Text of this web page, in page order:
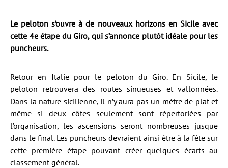
Le peloton s’ouvre à de nouveaux horizons en Sicile avec
cette 4e étape du Giro, qui s’annonce plutôt idéale pour les
puncheurs.
Retour en Italie pour le peloton du Giro. En Sicile, le
peloton retrouvera des routes sinueuses et vallonnées.
Dans la nature sicilienne, il n’y aura pas un mètre de plat et
même si deux côtes seulement sont répertoriées par
l’organisation, les ascensions seront nombreuses jusque
dans le final. Les puncheurs devraient ainsi être à la fête sur
cette première étape pouvant créer quelques écarts au
classement général.